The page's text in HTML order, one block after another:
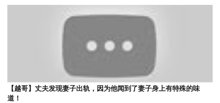
【越哥】丈夫发现妻子出轨，因为他闻到了妻子身上有特殊的味
道！